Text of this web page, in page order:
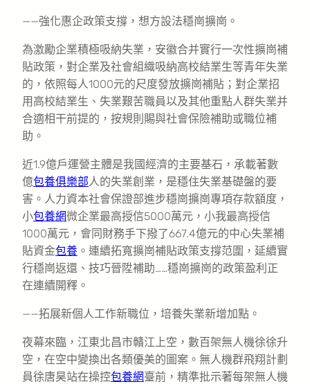
——強化惠企政策支撐，想方設法穩崗擴崗。
為激勵企業積極吸納失業，安徽合并實行一次性擴崗補
貼政策，對企業及社會組織吸納高校結業生等青年失業
的，依照每人1000元的尺度發放擴崗補貼；對企業招
用高校結業生、失業艱苦職員以及其他重點人群失業并
合適相干前提的，按規則賜與社會保險補助或職位補
助。
近1.9億戶運營主體是我國經濟的主要基石，承載著數
億包養俱樂部人的失業創業，是穩住失業基礎盤的要
害。人力資本社會保證部進步穩崗擴崗專項存款額度，
小包養網微企業最高授信5000萬元，小我最高授信
1000萬元，會同財務手下撥了667.4億元的中心失業補
貼資金包養 。連續拓寬擴崗補貼政策支撐范圍，延續實
行穩崗返還、技巧晉陞補助……穩崗擴崗的政策盈利正
在連續開釋。
——拓展新個人工作新職位，培養失業新增加點。
夜幕來臨，江東北昌市贛江上空，數百架無人機徐徐升
空，在空中變換出各類優美的圖案。無人機群飛翔計劃
員徐唐昊站在操控包養網臺前，精準批示著每架無人機